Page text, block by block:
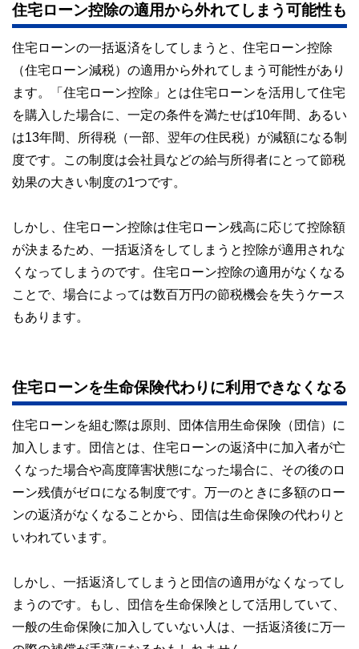
住宅ローン控除の適用から外れてしまう可能性も
住宅ローンの一括返済をしてしまうと、住宅ローン控除
（住宅ローン減税）の適用から外れてしまう可能性があり
ます。「住宅ローン控除」とは住宅ローンを活用して住宅
を購入した場合に、一定の条件を満たせば10年間、あるい
は13年間、所得税（一部、翌年の住民税）が減額になる制
度です。この制度は会社員などの給与所得者にとって節税
効果の大きい制度の1つです。
しかし、住宅ローン控除は住宅ローン残高に応じて控除額
が決まるため、一括返済をしてしまうと控除が適用されな
くなってしまうのです。住宅ローン控除の適用がなくなる
ことで、場合によっては数百万円の節税機会を失うケース
もあります。
住宅ローンを生命保険代わりに利用できなくなる
住宅ローンを組む際は原則、団体信用生命保険（団信）に
加入します。団信とは、住宅ローンの返済中に加入者が亡
くなった場合や高度障害状態になった場合に、その後のロ
ーン残債がゼロになる制度です。万一のときに多額のロー
ンの返済がなくなることから、団信は生命保険の代わりと
いわれています。
しかし、一括返済してしまうと団信の適用がなくなってし
まうのです。もし、団信を生命保険として活用していて、
一般の生命保険に加入していない人は、一括返済後に万一